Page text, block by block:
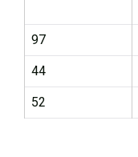
97
44
52